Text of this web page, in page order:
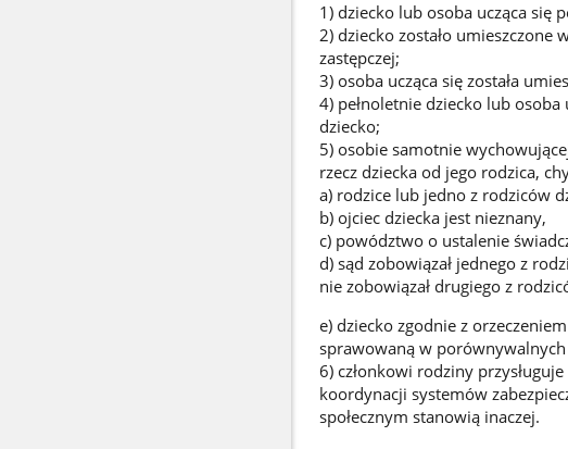
1) dziecko lub osoba ucząca się
2) dziecko zostało umieszczone
zastępczej;
3) osoba ucząca się została
4) pełnoletnie dziecko lub
dziecko;
5) osobie samotnie
rzecz dziecka od jego rodzica,
a) rodzice lub jedno z rodziców
b) ojciec dziecka jest nieznany,
c) powództwo o ustalenie
d) sąd zobowiązał jednego z
nie zobowiązał drugiego z
e) dziecko zgodnie z
sprawowaną w
6) członkowi rodziny
koordynacji systemów
społecznym stanowią inaczej.